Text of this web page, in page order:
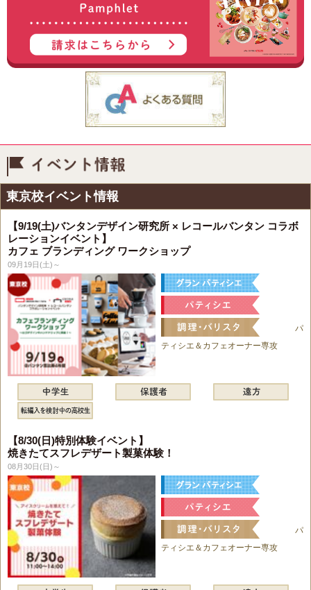
東京校イベント情報
【9/19(土)バンタンデザイン研究所 × レコールバンタン コラボ
レーションイベント】
カフェ ブランディング ワークショップ
09月19日(土)～
パ
ティシエ＆カフェオーナー専攻
【8/30(日)特別体験イベント】
焼きたてスフレデザート製菓体験！
08月30日(日)～
パ
ティシエ＆カフェオーナー専攻